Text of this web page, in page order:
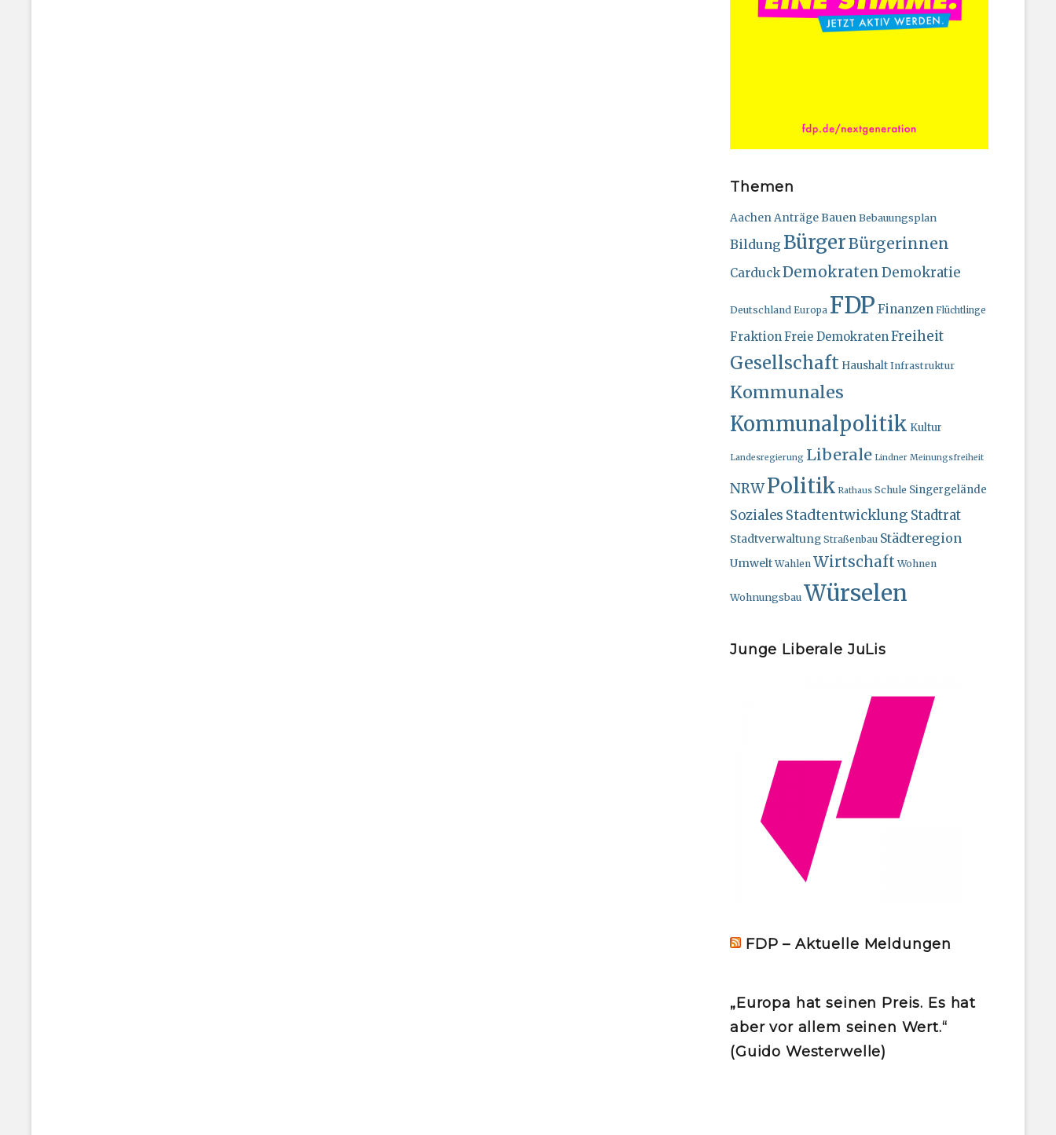
Themen
AachenAnträgeBauenBebauungsplan
Bildung BürgerBürgerinnen
CarduckDemokratenDemokratie
Deutschland Europa FDP Finanzen Flüchtlinge
FraktionFreie DemokratenFreiheit
Gesellschaft Haushalt Infrastruktur
Kommunales
Kommunalpolitik Kultur
Landesregierung Liberale Lindner Meinungsfreiheit
NRWPolitik Rathaus Schule Singergelände
Soziales Stadtentwicklung Stadtrat
Stadtverwaltung Straßenbau Städteregion
Umwelt Wahlen Wirtschaft Wohnen
WohnungsbauWürselen
Junge Liberale JuLis
FDP – Aktuelle Meldungen
„Europa hat seinen Preis. Es hat
aber vor allem seinen Wert.“
(Guido Westerwelle)